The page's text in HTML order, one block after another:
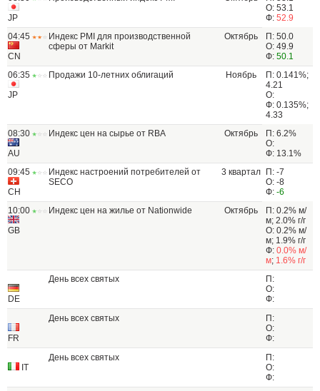
JP
О: 53.1
Ф: 52.9
04:45
CN
Индекс PMI для производственной
сферы от Markit
Октябрь
П: 50.0
О: 49.9
Ф: 50.1
06:35
JP
Продажи 10-летних облигаций Ноябрь
П: 0.141%;
4.21
О:
Ф: 0.135%;
4.33
08:30
AU
Индекс цен на сырье от RBA Октябрь
П: 6.2%
О:
Ф: 13.1%
09:45
CH
Индекс настроений потребителей от
SECO
3 квартал
П: -7
О: -8
Ф: -6
10:00
GB
Индекс цен на жилье от Nationwide Октябрь
П: 0.2% м/
м; 2.0% г/г
О: 0.2% м/
м; 1.9% г/г
Ф: 0.0% м/
м; 1.6% г/г
DE
День всех святых
П:
О:
Ф:
FR
День всех святых
П:
О:
Ф:
IT
День всех святых
П:
О:
Ф: